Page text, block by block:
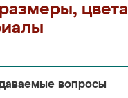
цвета
вопросы